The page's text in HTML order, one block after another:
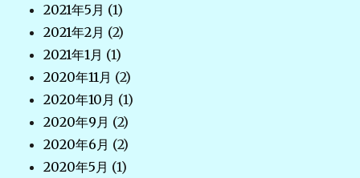
2021年5月 (1)
2021年2月 (2)
2021年1月 (1)
2020年11月 (2)
2020年10月 (1)
2020年9月 (2)
2020年6月 (2)
2020年5月 (1)